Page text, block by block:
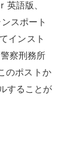
語版、
スポート
インスト
察刑務所
のポストか
することが